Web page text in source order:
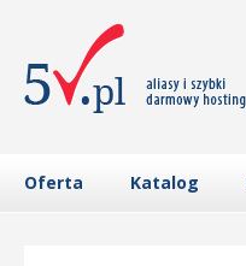
Oferta Katalog